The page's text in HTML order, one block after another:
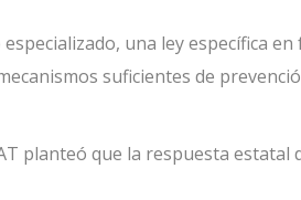
una ley específica en
suficientes de
planteó que la respuesta estatal